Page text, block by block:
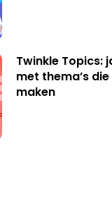
Twinkle Topics:
met thema’s
maken